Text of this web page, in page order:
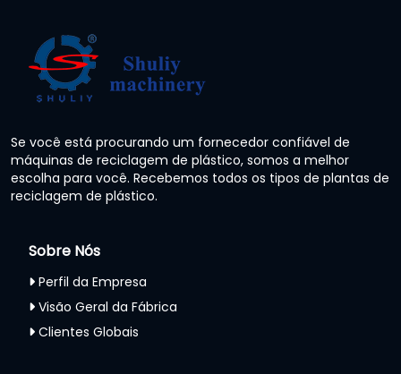
Se você está procurando um fornecedor confiável de
máquinas de reciclagem de plástico, somos a melhor
escolha para você. Recebemos todos os tipos de plantas de
reciclagem de plástico.
Sobre Nós
Perfil da Empresa
Visão Geral da Fábrica
Clientes Globais